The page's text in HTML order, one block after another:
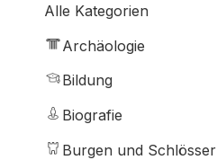
Alle Kategorien
Archäologie
Bildung
Biografie
Burgen und Schlösser